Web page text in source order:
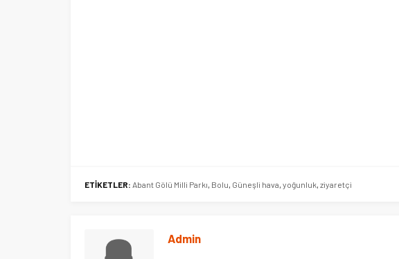
ETİKETLER: Abant Gölü Milli Parkı, Bolu, Güneşli hava, yoğunluk, ziyaretçi
Admin